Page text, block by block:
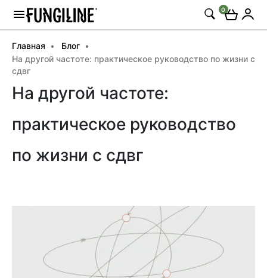
0
Главная
Блог
На другой частоте: практическое руководство по жизни с
сдвг
На другой частоте:
практическое руководство
по жизни с сдвг